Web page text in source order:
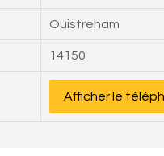
Ouistreham
14150
Afficher le